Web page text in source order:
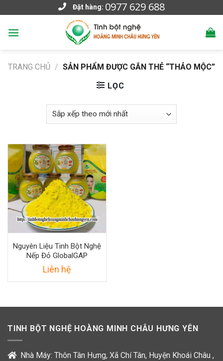
to
content
Đặt hàng: 0977 629 688
TRANG CHỦ / SẢN PHẨM ĐƯỢC GẮN THẺ “THẢO MỘC”
LỌC
Nguyên Liệu Tinh Bột Nghệ
Nếp Đỏ GlobalGAP
Liên hệ
TINH BỘT NGHỆ HOÀNG MINH CHÂU HƯNG YÊN
Nhà Máy: Thôn Tân Hưng, Xã Chí Tân, Huyện Khoái Châu ,